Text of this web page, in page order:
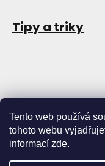
Tento web používá
tohoto webu
informací zde.
Tipy a triky
Copyright 2026